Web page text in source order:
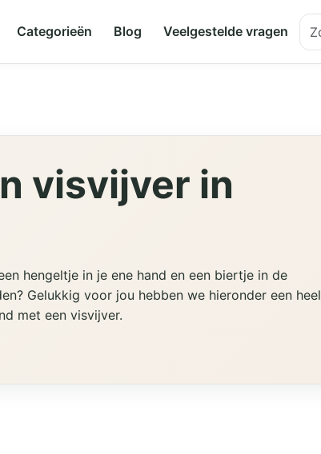
Categorieën Blog Veelgestelde vragen
visvijver in
hengeltje in je ene hand en een biertje in de
Gelukkig voor jou hebben we hieronder een heel
met een visvijver.